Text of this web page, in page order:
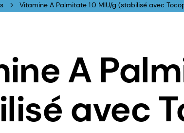
Vitamine A Palmitate 1.0 MIU/g (stabilisé avec
A
avec